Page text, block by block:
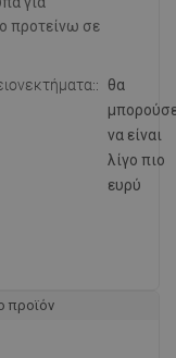
προτείνω σε
θα
να είναι
λίγο πιο
ευρύ
προϊόν